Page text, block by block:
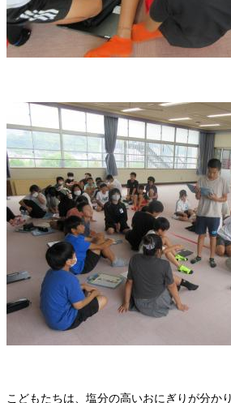
こどもたちは、塩分の高いおにぎりが分か